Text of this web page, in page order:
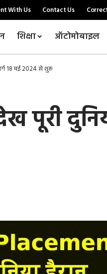
With Us Contact Us
शिक्षा ऑटोमोबाइल
18 मई 2024 से शुरू
पूरी